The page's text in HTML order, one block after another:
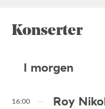
Konserter
I morgen
16:00 Roy